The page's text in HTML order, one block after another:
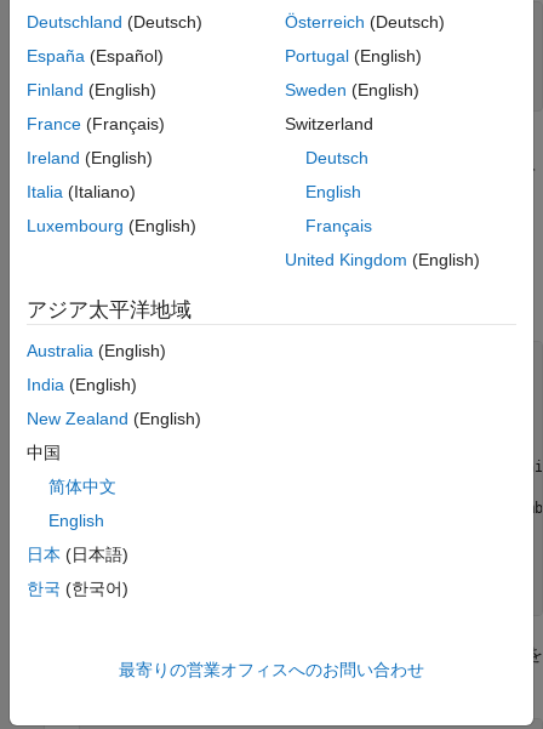
properties (Nontunable)
end
プロパティ属性が
に設定されている場合、モデ
ルの実行中は変更できません。プロパティに割り当てられて
いる値は、ブロックがモデルに追加されたときの既定値で
す。
を更新します。
methods
(Access=protected)
function
% Place simulation setup code here
% Call C-function implementing device
            coder.cinlcude(
,
end
end
メソッドを
更新します。
Deutschland (Deutsch)
España (Español)
Finland (English)
France (Français)
Ireland (English)
Italia (Italiano)
Luxembourg (English)
Österreich (Deutsch)
Portugal(English)
Sweden (English)
Switzerland
Deutsch
English
Français
United Kingdom (English)
アジア太平洋地域
Australia (English)
India (English)
New Zealand (English)
中国
简体中文
English
日本 (日本語)
한국 (한국어)
最寄りの営業オフィスへのお問い合わせ